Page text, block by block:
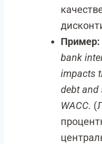
Пример:
bank
impacts
debt and
WACC.